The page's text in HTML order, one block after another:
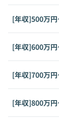
[年収]500万円
[年収]600万円
[年収]700万円
[年収]800万円